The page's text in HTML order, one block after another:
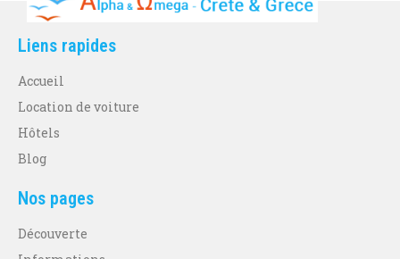
Liens rapides
Accueil
Location de voiture
Hôtels
Blog
Nos pages
Découverte